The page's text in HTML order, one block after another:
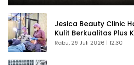
Jesica Beauty Clinic
Kulit Berkualitas Plus
Rabu, 29 Juli 2026 | 12:30